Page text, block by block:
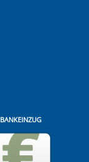
BANKEINZUG